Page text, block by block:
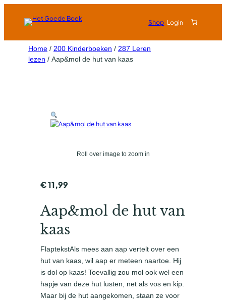
Shop Login
Home / 200 Kinderboeken / 287 Leren
lezen / Aap&mol de hut van kaas
Roll over image to zoom in
€11,99
Aap&mol de hut van
kaas
FlaptekstAls mees aan aap vertelt over een
hut van kaas, wil aap er meteen naartoe. Hij
is dol op kaas! Toevallig zou mol ook wel een
hapje van deze hut lusten, net als vos en kip.
Maar bij de hut aangekomen, staan ze voor